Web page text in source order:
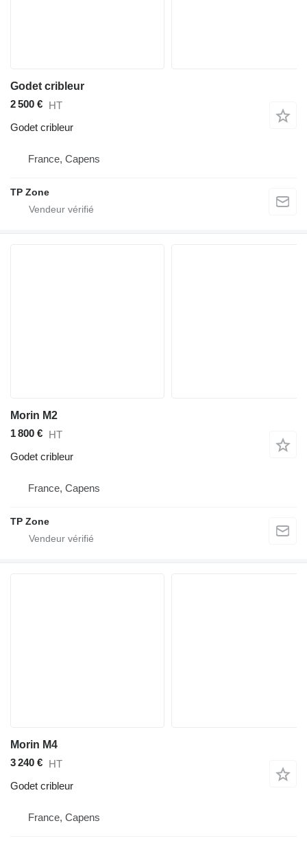
Godet cribleur
2 500 € HT
Godet cribleur
France, Capens
TP Zone
Morin M2
1 800 € HT
Godet cribleur
France, Capens
TP Zone
Morin M4
3 240 € HT
Godet cribleur
France, Capens